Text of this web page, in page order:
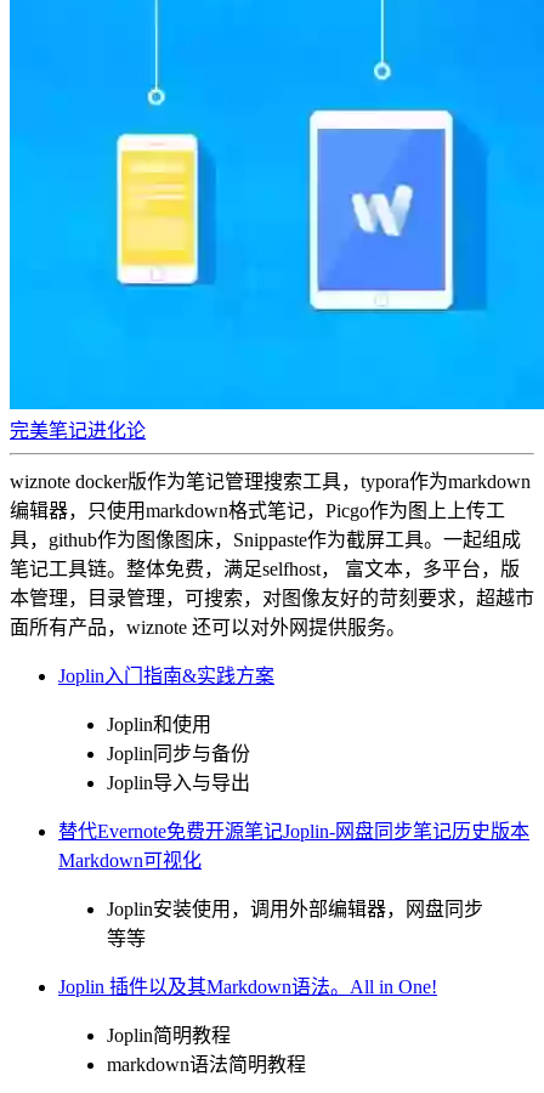
完美笔记进化论
wiznote docker版作为笔记管理搜索工具，typora作为markdown
编辑器，只使用markdown格式笔记，Picgo作为图上上传工
具，github作为图像图床，Snippaste作为截屏工具。一起组成
笔记工具链。整体免费，满足selfhost， 富文本，多平台，版
本管理，目录管理，可搜索，对图像友好的苛刻要求，超越市
面所有产品，wiznote 还可以对外网提供服务。
Joplin入门指南&实践方案
Joplin和使用
Joplin同步与备份
Joplin导入与导出
替代Evernote免费开源笔记Joplin-网盘同步笔记历史版本
Markdown可视化
Joplin安装使用，调用外部编辑器，网盘同步
等等
Joplin 插件以及其Markdown语法。All in One!
Joplin简明教程
markdown语法简明教程